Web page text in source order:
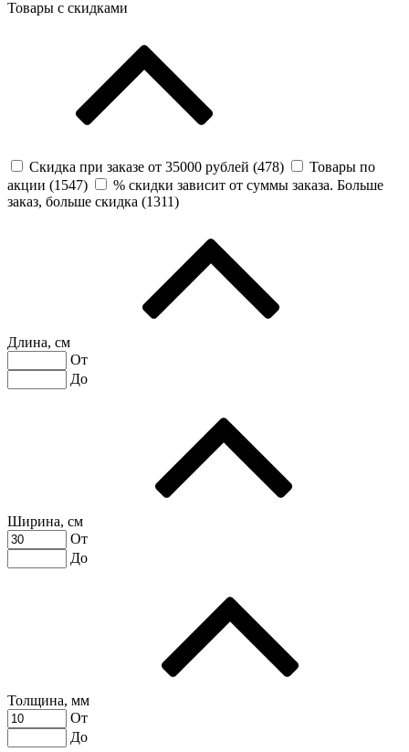
Товары с скидками
Скидка при заказе от 35000 рублей (478)
Товары по
акции (1547)
% скидки зависит от суммы заказа. Больше
заказ, больше скидка (1311)
Длина, см
От
До
Ширина, см
От
До
Толщина, мм
От
До